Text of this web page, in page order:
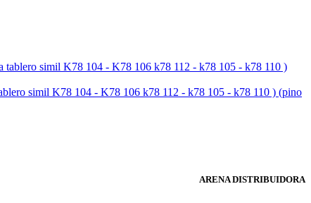
simil K78 104 - K78 106 k78 112 - k78 105 - k78 110 ) (pino
ARENA DISTRIBUIDORA